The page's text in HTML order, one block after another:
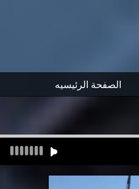
الصفحة الرئيسيه